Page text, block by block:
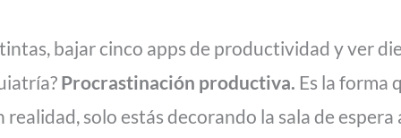
bajar cinco apps de productividad y ver
Procrastinación productiva. Es la forma
solo estás decorando la sala de